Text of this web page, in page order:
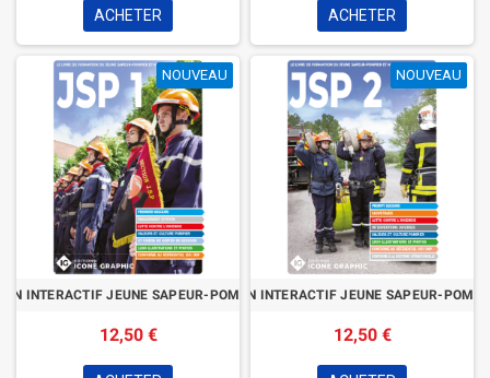
ACHETER ACHETER
NOUVEAU
NOUVEAU
INTERACTIF JEUNE SAPEUR-POMPIER CYCLE 1 (JSP1)
12,50 €
NOUVEAU
NOUVEAU
LIVRE DE FORMATION INTERACTIF JEUNE SAPEUR-
12,50 €